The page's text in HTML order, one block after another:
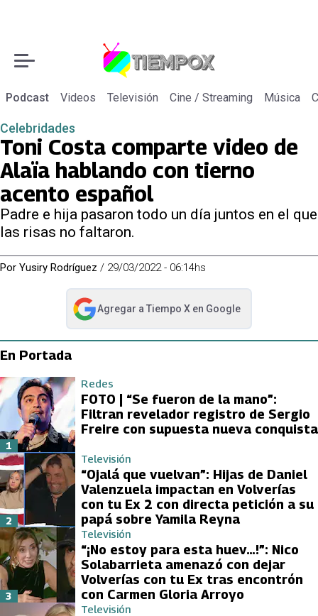
Podcast Videos Televisión Cine / Streaming Música
Celebridades
Toni Costa comparte video de
Alaïa hablando con tierno
acento español
Padre e hija pasaron todo un día juntos en el que
las risas no faltaron.
Por Yusiry Rodríguez / 29/03/2022 - 06:14hs
Agregar a Tiempo Xen Google
abre en nueva pestaña
En Portada
Redes
FOTO | “Se fueron de la mano”:
Filtran revelador registro de Sergio
Freire con supuesta nueva conquista
1
Televisión
“Ojalá que vuelvan”: Hijas de Daniel
Valenzuela impactan en Volverías
con tu Ex 2 con directa petición a su
papá sobre Yamila Reyna
2
Televisión
“¡No estoy para esta huev…!”: Nico
Solabarrieta amenazó con dejar
Volverías con tu Ex tras encontrón
con Carmen Gloria Arroyo
3
Televisión